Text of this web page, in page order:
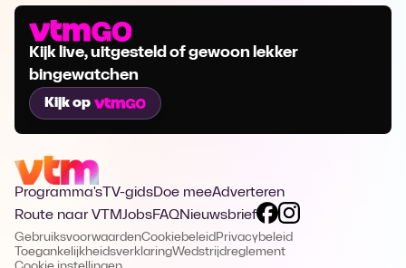
Kijk live, uitgesteld of gewoon lekker
bingewatchen
Kijk op
Programma's TV-gidsDoe meeAdverteren
Route naar VTMJobsFAQNieuwsbrief
GebruiksvoorwaardenCookiebeleid Privacybeleid
ToegankelijkheidsverklaringWedstrijdreglement